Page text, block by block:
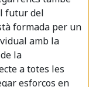
futur del
formada per un
amb la
la
a totes les
esforços en